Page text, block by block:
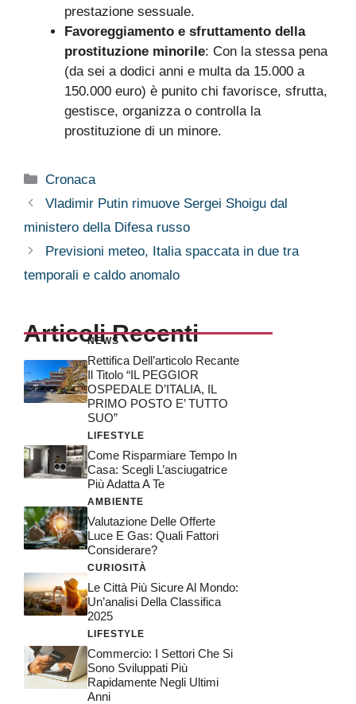
prestazione sessuale.
Favoreggiamento e sfruttamento della
prostituzione minorile: Con la stessa pena
(da sei a dodici anni e multa da 15.000 a
150.000 euro) è punito chi favorisce, sfrutta,
gestisce, organizza o controlla la
prostituzione di un minore.
Categorie
Cronaca
Vladimir Putin rimuove Sergei Shoigu dal
ministero della Difesa russo
Previsioni meteo, Italia spaccata in due tra
temporali e caldo anomalo
Articoli Recenti
NEWS
Rettifica Dell’articolo Recante
Il Titolo “IL PEGGIOR
OSPEDALE D’ITALIA, IL
PRIMO POSTO E’ TUTTO
SUO”
LIFESTYLE
Come Risparmiare Tempo In
Casa: Scegli L’asciugatrice
Più Adatta A Te
AMBIENTE
Valutazione Delle Offerte
Luce E Gas: Quali Fattori
Considerare?
CURIOSITÀ
Le Città Più Sicure Al Mondo:
Un’analisi Della Classifica
2025
LIFESTYLE
Commercio: I Settori Che Si
Sono Sviluppati Più
Rapidamente Negli Ultimi
Anni